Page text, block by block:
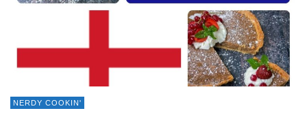
NERDY COOKIN'